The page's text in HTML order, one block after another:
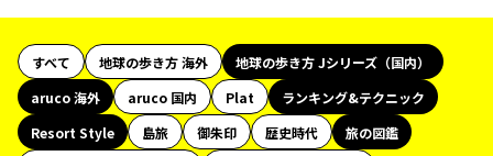
すべて 地球の歩き方 海外
地球の歩き方 Jシリーズ（国内）
aruco 海外
aruco 国内 Plat
ランキング&テクニック
Resort Style
島旅 御朱印 歴史時代
旅の図鑑